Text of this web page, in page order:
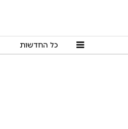
כל החדשות